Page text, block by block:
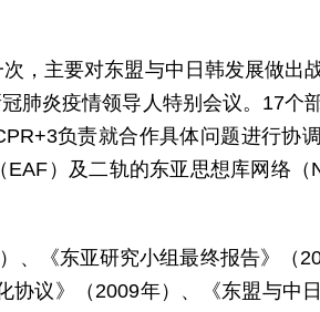
，主要对东盟与中日韩发展做出
肺炎疫情领导人特别会议。17个
负责就合作具体问题进行协
）及二轨的东亚思想库网络（
、《东亚研究小组最终报告》（
议》（2009年）、《东盟与中